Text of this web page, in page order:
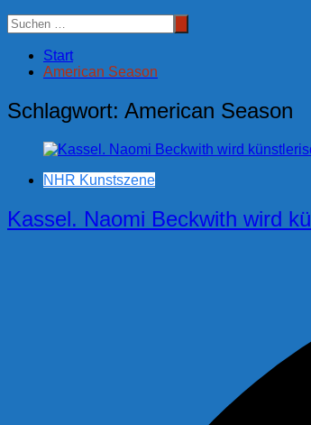
Start
American Season
Schlagwort: American Season
NHR Kunstszene
Kassel. Naomi Beckwith wird